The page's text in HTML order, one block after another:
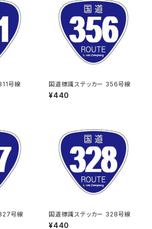
号線 国道標識ステッカー 356号線
¥440
号線 国道標識ステッカー 328号線
¥440